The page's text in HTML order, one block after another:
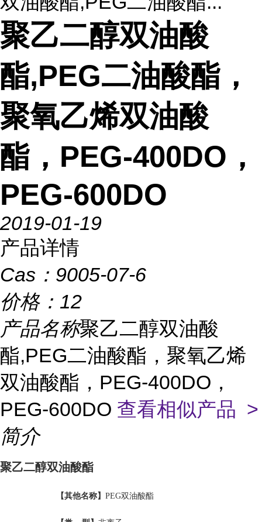
聚乙二醇双油酸
酯,PEG二油酸酯，
聚氧乙烯双油酸
酯，PEG-400DO，
PEG-600DO
2019-01-19
产品详情
Cas： 9005-07-6
价格： 12
产品名称聚乙二醇双油酸
酯,PEG二油酸酯，聚氧乙烯
双油酸酯，PEG-400DO，
PEG-600DO 查看相似产品 >
简介
聚乙二醇双油酸酯
【其他名称】 PEG双油酸酯